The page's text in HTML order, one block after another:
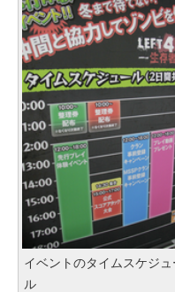
イベントのタイムスケジュ
ル